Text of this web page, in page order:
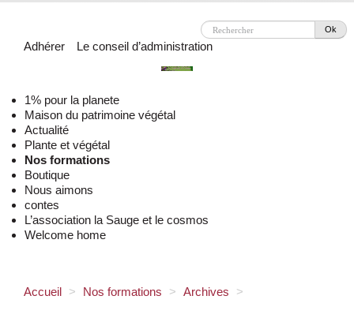
Ok
Adhérer Le conseil d’administration
1% pour la planete
Maison du patrimoine végétal
Actualité
Plante et végétal
Nos formations
Boutique
Nous aimons
contes
L’association la Sauge et le cosmos
Welcome home
Accueil > Nos formations > Archives >